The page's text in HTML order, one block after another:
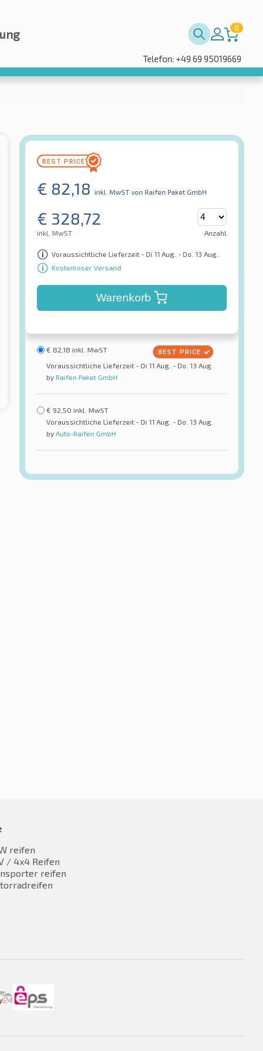
0
Telefon: +49 69 95019669
€ 82,18 inkl. MwST von Raifen Paket GmbH
€ 328,72
inkl. MwST Anzahl
Voraussichtliche Lieferzeit - Di 11 Aug. - Do. 13 Aug.
Kostenloser Versand
Warenkorb
€ 82,18 inkl. MwST
Voraussichtliche Lieferzeit - Di 11 Aug. - Do. 13 Aug.
by Raifen Paket GmbH
€ 92,50 inkl. MwST
Voraussichtliche Lieferzeit - Di 11 Aug. - Do. 13 Aug.
by Auto-Raifen GmbH
XL
99V
reifen
/ 4x4 Reifen
reifen